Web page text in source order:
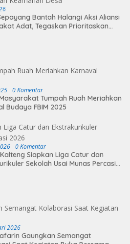
Bantah Halangi Aksi Aliansi
Adat, Tegaskan Prioritaskan
0 Komentar
Tumpah Ruah Meriahkan
Budaya FBIM 2025
0 Komentar
Siapkan Liga Catur dan
Sekolah Usai Munas Percasi
2026
Gaungkan Semangat